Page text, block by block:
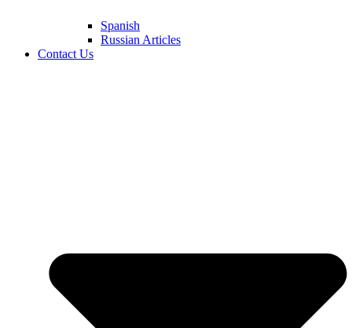
Spanish
Russian Articles
Contact Us